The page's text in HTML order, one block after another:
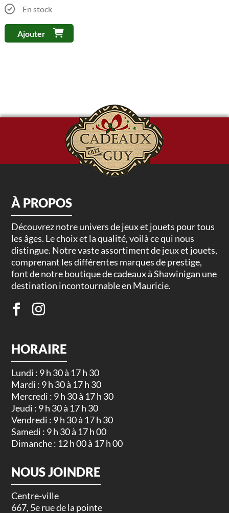
En stock
Ajouter
À PROPOS
Découvrez notre univers de jeux et jouets pour tous
les âges. Le choix et la qualité, voilà ce qui nous
distingue. Notre vaste assortiment de jeux et jouets,
comprenant les différentes marques de prestige,
font de notre boutique de cadeaux à Shawinigan une
destination incontournable en Mauricie.
HORAIRE
Lundi : 9 h 30 à 17 h 30
Mardi : 9 h 30 à 17 h 30
Mercredi : 9 h 30 à 17 h 30
Jeudi : 9 h 30 à 17 h 30
Vendredi : 9 h 30 à 17 h 30
Samedi : 9 h 30 à 17 h 00
Dimanche : 12 h 00 à 17 h 00
NOUS JOINDRE
Centre-ville
667, 5e rue de la pointe